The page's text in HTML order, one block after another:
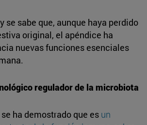
se sabe que, aunque haya perdido
original, el apéndice ha
nuevas funciones esenciales
regulador de la microbiota
ha demostrado que es un